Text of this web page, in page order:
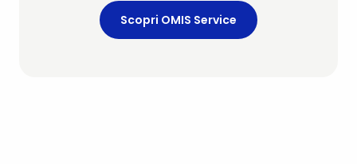
Scopri OMIS Service